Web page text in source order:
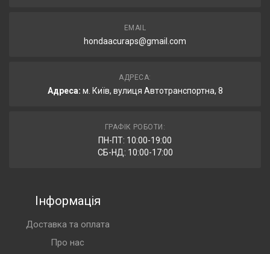
EMAIL
hondaacuraps@gmail.com
АДРЕСА:
Адреса: м. Київ, вулиця Автотранспортна, 8
ГРАФІК РОБОТИ:
ПН-ПТ: 10:00-19:00
СБ-НД: 10:00-17:00
Інформація
Доставка та оплата
Про нас